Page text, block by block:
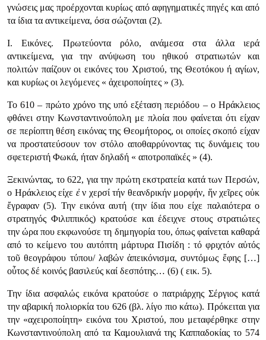
γνώσεις μας προέρχονται κυρίως από αφηγηματικές πηγές και από
τα ίδια τα αντικείμενα, όσα σώζονται (2).
I. Εικόνες. Πρωτεύοντα ρόλο, ανάμεσα στα άλλα ιερά
αντικείμενα, για την ανύψωση του ηθικού στρατιωτών και
πολιτών παίζουν οι εικόνες του Χριστού, της Θεοτόκου ή αγίων,
και κυρίως οι λεγόμενες « ἀχειροποίητες » (3).
Το 610 – πρώτο χρόνο της υπό εξέταση περιόδου – ο Ηράκλειος
φθάνει στην Κωνσταντινούπολη με πλοία που φαίνεται ότι είχαν
σε περίοπτη θέση εικόνας της Θεομήτορος, οι οποίες σκοπό είχαν
να προστατεύσουν τον στόλο αποθαρρύνοντας τις δυνάμεις του
σφετεριστή Φωκά, ήταν δηλαδή « αποτροπαϊκές » (4).
Ξεκινώντας, το 622, για την πρώτη εκστρατεία κατά των Περσών,
ο Ηράκλειος είχε ἐν χερσί τήν θεανδρικήν μορφήν, ἥν χεῖρες οὐκ
ἔγραφαν (5). Την εικόνα αυτή (την ίδια που είχε παλαιότερα ο
στρατηγός Φιλιππικός) κρατούσε και έδειχνε στους στρατιώτες
την ώρα που εκφωνούσε τη δημηγορία του, όπως φαίνεται καθαρά
από το κείμενο του αυτόπτη μάρτυρα Πισίδη : τό φριχτόν αὐτός
τοῦ θεογράφου τύπου/ λαβών ἀπεικόνισμα, συντόμως ἔφης […]
οὖτος δέ κοινός βασιλεύς καί δεσπότης… (6) ( εικ. 5).
Την ίδια ασφαλώς εικόνα κρατούσε ο πατριάρχης Σέργιος κατά
την αβαρική πολιορκία του 626 (βλ. λίγο πιο κάτω). Πρόκειται για
την «αχειροποίητη» εικόνα του Χριστού, που μεταφέρθηκε στην
Κωνσταντινούπολη από τα Καμουλιανά της Καππαδοκίας το 574